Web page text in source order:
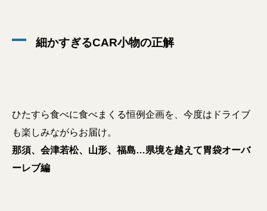
細かすぎるCAR小物の正解
ひたすら食べに食べまくる恒例企画を、今度はドライブ
も楽しみながらお届け。
那須、会津若松、山形、福島…県境を越えて胃袋オーバ
ーレブ編